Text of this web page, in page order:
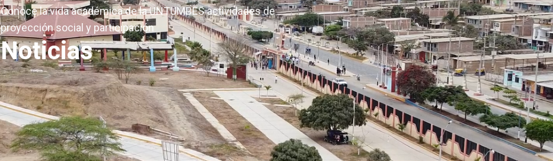
Conoce la vida académica de la UNTUMBES actividades de
proyección social y participación
Noticias